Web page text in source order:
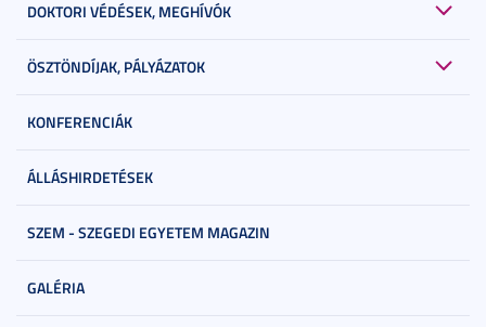
DOKTORI VÉDÉSEK, MEGHÍVÓK
ÖSZTÖNDÍJAK, PÁLYÁZATOK
KONFERENCIÁK
ÁLLÁSHIRDETÉSEK
SZEM - SZEGEDI EGYETEM MAGAZIN
GALÉRIA